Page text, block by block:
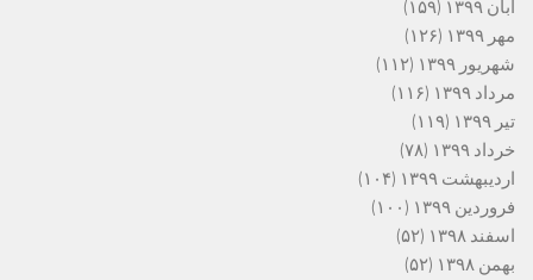
آبان ۱۳۹۹
(۱۵۹)
مهر ۱۳۹۹
(۱۲۶)
شهریور ۱۳۹۹
(۱۱۲)
مرداد ۱۳۹۹
(۱۱۶)
تیر ۱۳۹۹
(۱۱۹)
خرداد ۱۳۹۹
(۷۸)
اردیبهشت ۱۳۹۹
(۱۰۴)
فروردین ۱۳۹۹
(۱۰۰)
اسفند ۱۳۹۸
(۵۲)
بهمن ۱۳۹۸
(۵۲)